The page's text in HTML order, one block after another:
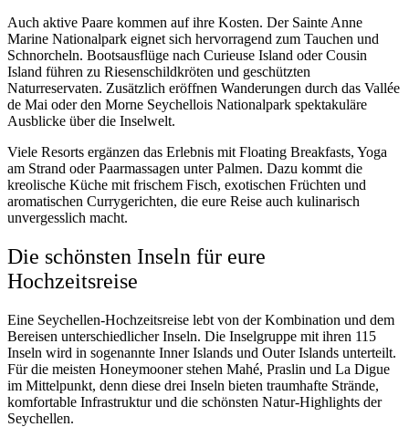
Auch aktive Paare kommen auf ihre Kosten. Der Sainte Anne
Marine Nationalpark eignet sich hervorragend zum Tauchen und
Schnorcheln. Bootsausflüge nach Curieuse Island oder Cousin
Island führen zu Riesenschildkröten und geschützten
Naturreservaten. Zusätzlich eröffnen Wanderungen durch das Vallée
de Mai oder den Morne Seychellois Nationalpark spektakuläre
Ausblicke über die Inselwelt.
Viele Resorts ergänzen das Erlebnis mit Floating Breakfasts, Yoga
am Strand oder Paarmassagen unter Palmen. Dazu kommt die
kreolische Küche mit frischem Fisch, exotischen Früchten und
aromatischen Currygerichten, die eure Reise auch kulinarisch
unvergesslich macht.
Die schönsten Inseln für eure
Hochzeitsreise
Eine Seychellen-Hochzeitsreise lebt von der Kombination und dem
Bereisen unterschiedlicher Inseln. Die Inselgruppe mit ihren 115
Inseln wird in sogenannte Inner Islands und Outer Islands unterteilt.
Für die meisten Honeymooner stehen Mahé, Praslin und La Digue
im Mittelpunkt, denn diese drei Inseln bieten traumhafte Strände,
komfortable Infrastruktur und die schönsten Natur-Highlights der
Seychellen.